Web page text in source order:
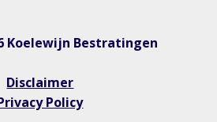
Koelewijn Bestratingen
Disclaimer
Policy